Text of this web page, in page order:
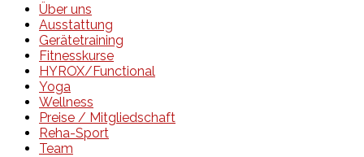
Über uns
Ausstattung
Gerätetraining
Fitnesskurse
HYROX/Functional
Yoga
Wellness
Preise / Mitgliedschaft
Reha-Sport
Team